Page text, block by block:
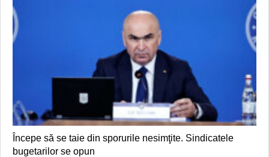
Începe să se taie din sporurile nesimţite. Sindicatele
bugetarilor se opun